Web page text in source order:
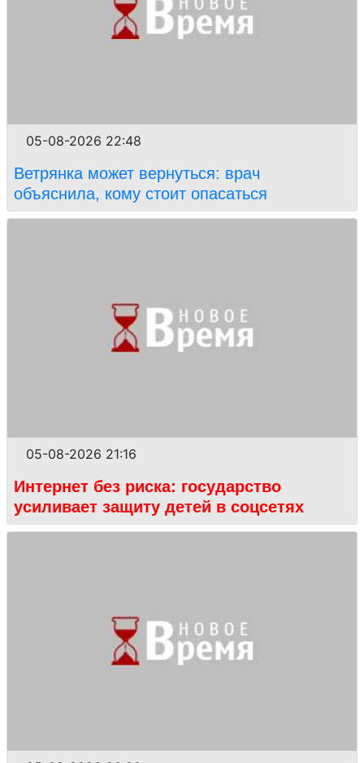
05-08-2026 22:48
Ветрянка может вернуться: врач
объяснила, кому стоит опасаться
05-08-2026 21:16
Интернет без риска: государство
усиливает защиту детей в соцсетях